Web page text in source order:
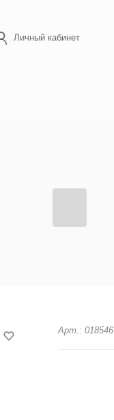
Личный кабинет
Арт.: 018546